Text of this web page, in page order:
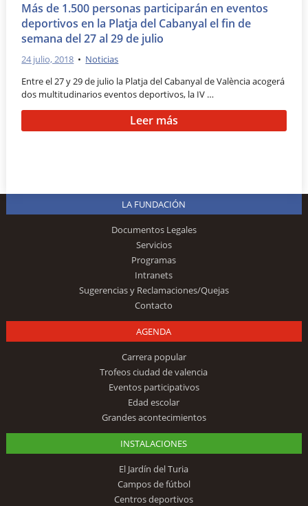
Más de 1.500 personas participarán en eventos
deportivos en la Platja del Cabanyal el fin de
semana del 27 al 29 de julio
24 julio, 2018 • Noticias
Entre el 27 y 29 de julio la Platja del Cabanyal de València acogerá
dos multitudinarios eventos deportivos, la IV …
Leer más
LA FUNDACIÓN
Documentos Legales
Servicios
Programas
Intranets
Sugerencias y Reclamaciones/Quejas
Contacto
AGENDA
Carrera popular
Trofeos ciudad de valencia
Eventos participativos
Edad escolar
Grandes acontecimientos
INSTALACIONES
El Jardín del Turia
Campos de fútbol
Centros deportivos